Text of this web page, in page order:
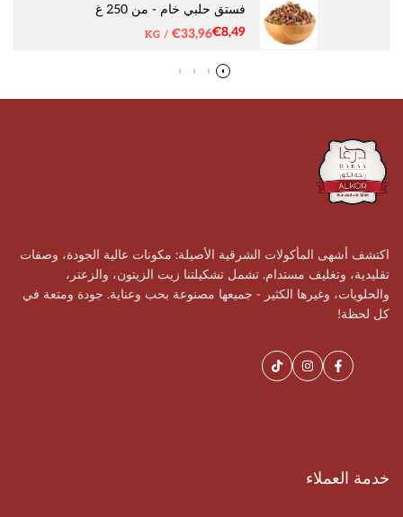
فستق حلبي خام - من 250 غ
سعر
€8,49سعر
الوحدة
€33,96
/ لكل
KG
اكتشف أشهى المأكولات الشرقية الأصيلة: مكونات عالية الجودة، وصفات
تقليدية، وتغليف مستدام. تشمل تشكيلتنا زيت الزيتون، والزعتر،
والحلويات، وغيرها الكثير - جميعها مصنوعة بحب وعناية. جودة ومتعة في
كل لحظة!
فيسبوكإنستغرام
تيك
خدمة العملاء